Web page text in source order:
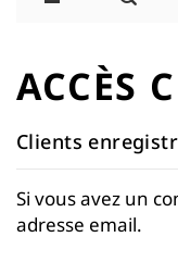
contenu
ACCÈS
Clients
Si vous avez un
adresse email.